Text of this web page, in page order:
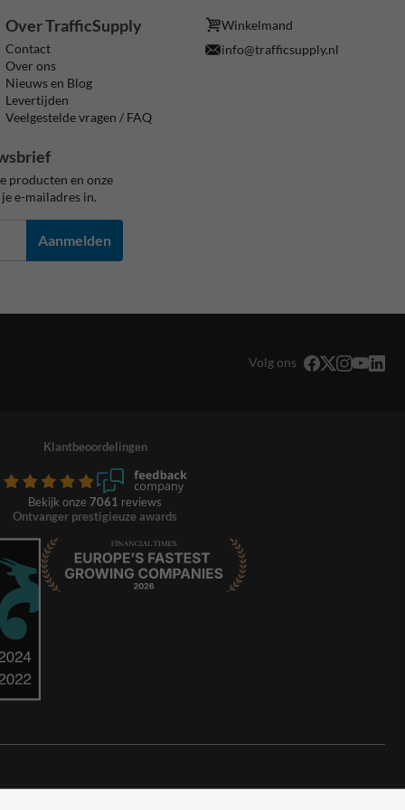
Over TrafficSupply
Contact
Over ons
Nieuws en Blog
Levertijden
Veelgestelde vragen / FAQ
Winkelmand
info@trafficsupply.nl
producten en onze
e-mailadres in.
Aanmelden
Volg ons
Klantbeoordelingen
Bekijk onze 7061 reviews
Ontvanger prestigieuze awards